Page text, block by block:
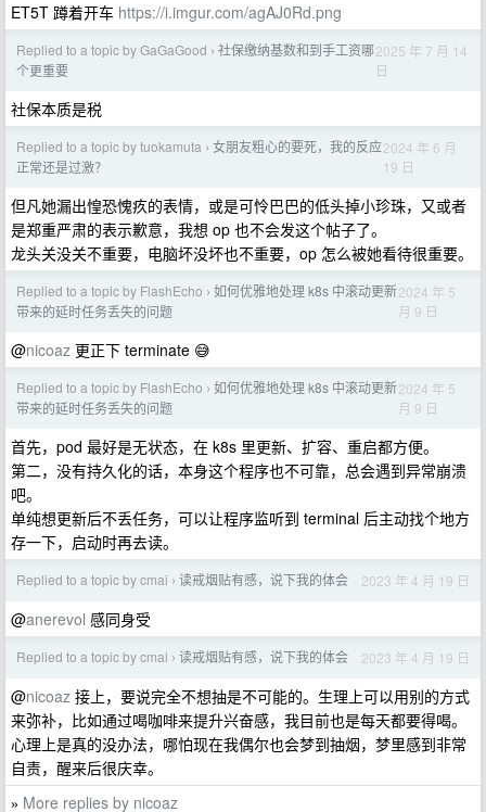
ET5T 蹲着开车 https://i.imgur.com/agAJ0Rd.png
Replied to a topic by GaGaGood › 社保缴纳基数和到手工资哪
个更重要
2025 年 7 月 14
日
社保本质是税
Replied to a topic by tuokamuta › 女朋友粗心的要死，我的反应
正常还是过激？
2024 年 6 月
19 日
但凡她漏出惶恐愧疚的表情，或是可怜巴巴的低头掉小珍珠，又或者
是郑重严肃的表示歉意，我想 op 也不会发这个帖子了。
龙头关没关不重要，电脑坏没坏也不重要，op 怎么被她看待很重要。
Replied to a topic by FlashEcho › 如何优雅地处理 k8s 中滚动更新
带来的延时任务丢失的问题
2024 年 5
月 9 日
@nicoaz 更正下 terminate 😅
Replied to a topic by FlashEcho › 如何优雅地处理 k8s 中滚动更新
带来的延时任务丢失的问题
2024 年 5
月 9 日
首先，pod 最好是无状态，在 k8s 里更新、扩容、重启都方便。
第二，没有持久化的话，本身这个程序也不可靠，总会遇到异常崩溃
吧。
单纯想更新后不丢任务，可以让程序监听到 terminal 后主动找个地方
存一下，启动时再去读。
Replied to a topic by cmai › 读戒烟贴有感，说下我的体会 2023 年 4 月 19 日
@anerevol 感同身受
Replied to a topic by cmai › 读戒烟贴有感，说下我的体会 2023 年 4 月 19 日
@nicoaz 接上，要说完全不想抽是不可能的。生理上可以用别的方式
来弥补，比如通过喝咖啡来提升兴奋感，我目前也是每天都要得喝。
心理上是真的没办法，哪怕现在我偶尔也会梦到抽烟，梦里感到非常
自责，醒来后很庆幸。
» More replies by nicoaz